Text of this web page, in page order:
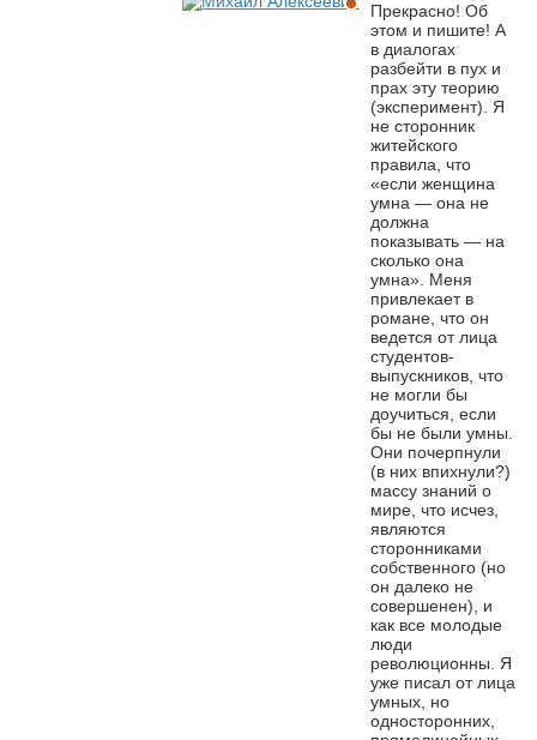
Прекрасно! Об
этом и пишите! А
в диалогах
разбейти в пух и
прах эту теорию
(эксперимент). Я
не сторонник
житейского
правила, что
«если женщина
умна — она не
должна
показывать — на
сколько она
умна». Меня
привлекает в
романе, что он
ведется от лица
студентов-
выпускников, что
не могли бы
доучиться, если
бы не были умны.
Они почерпнули
(в них впихнули?)
массу знаний о
мире, что исчез,
являются
сторонниками
собственного (но
он далеко не
совершенен), и
как все молодые
люди
революционны. Я
уже писал от лица
умных, но
односторонних,